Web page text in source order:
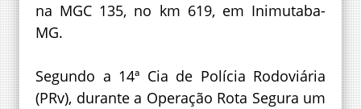
na MGC 135, no km 619, em Inimutaba-
MG.
Segundo a 14ª Cia de Polícia Rodoviária
(PRv), durante a Operação Rota Segura um